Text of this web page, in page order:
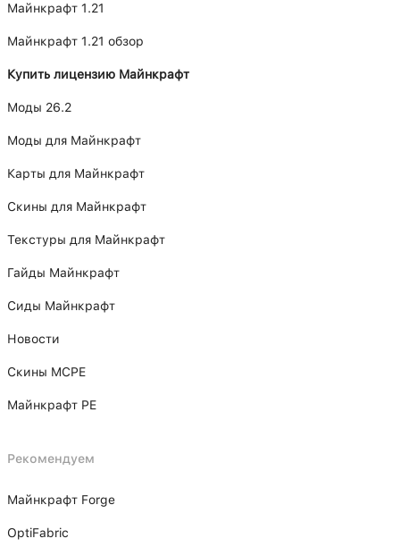
Майнкрафт 1.21
Майнкрафт 1.21 обзор
Купить лицензию Майнкрафт
Моды 26.2
Моды для Майнкрафт
Карты для Майнкрафт
Скины для Майнкрафт
Текстуры для Майнкрафт
Гайды Майнкрафт
Сиды Майнкрафт
Новости
Скины MCPE
Майнкрафт PE
Рекомендуем
Майнкрафт Forge
OptiFabric